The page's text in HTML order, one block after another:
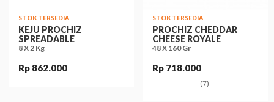
STOK TERSEDIA
KEJU PROCHIZ
SPREADABLE
8 X 2 Kg
Rp 862.000
STOK TERSEDIA
PROCHIZ CHEDDAR
CHEESE ROYALE
48 X 160 Gr
Rp 718.000
(7)